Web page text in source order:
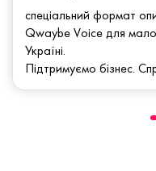
спеціальний формат
Qwaybe Voice для
Україні.
Підтримуємо бізнес.